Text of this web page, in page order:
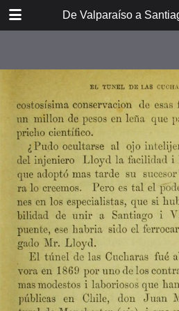
De Valparaíso a
DOWNLOAD
Itinerario del ferrocarril de
Valparaíso a Santiago
espresamente grabado en Paris en
madera para esta obra
Dedicatoria
A los viajeros
En la Estación de Valparaíso
El banquete de inauguración i el
motín de Oyarce
Viña del Mar
Bosquejo histórico
El Salto